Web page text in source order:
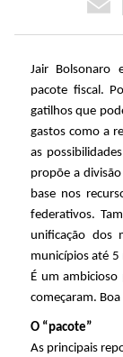
P
Jair Bolsonaro
pacote fiscal.
gatilhos que
gastos como a
as
propõe a
base nos
federativos.
unificação dos
municípios até
É um ambicioso
começaram.
O “pacote”
As principais